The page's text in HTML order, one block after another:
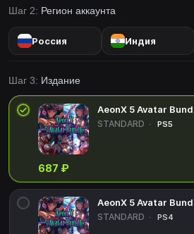
захватывающими анимациями,
непрерывное действие и волнение!
Шаг 2: Регион аккаунта
Россия Индия
Шаг 3: Издание
AeonX 5 Avatar
STANDARD PS5
687 ₽
AeonX 5 Avatar
STANDARD PS4